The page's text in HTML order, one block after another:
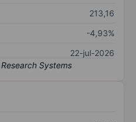
213,16
-4,93%
22-jul-2026